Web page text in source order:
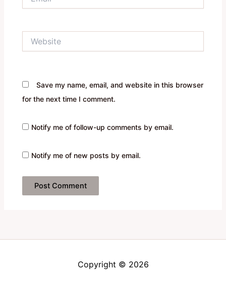
Save my name, email, and website in this browser
for the next time I comment.
Notify me of follow-up comments by email.
Notify me of new posts by email.
Copyright © 2026